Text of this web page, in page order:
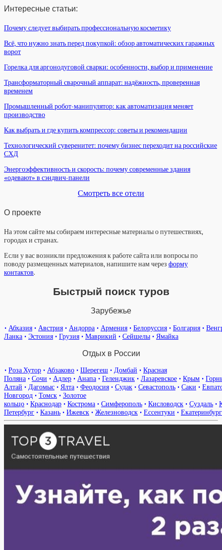
Интересные статьи:
Почему следует выбирать профессиональную косметику
Всё, что нужно знать перед покупкой: обзор автоматических гаражных
ворот
Горелка для аргонодуговой сварки: особенности, выбор и применение
Трансформаторный сварочный аппарат: надёжность, проверенная
временем
Промышленный робот-манипулятор: как автоматизация меняет
производство
Как выбрать и где купить компрессор: советы и рекомендации
Технологический суверенитет: почему бизнес переходит на российские
СХД
Энергоэффективность и скорость: почему современные здания
«одевают» в сэндвич-панели
Смотреть все отели
О проекте
На этом сайте мы собираем интересные материалы о путешествиях,
городах и странах.
Если у вас возникли предложения к работе сайта или вопросы по
поводу размещенных материалов, напишите нам через форму
контактов.
Быстрый поиск туров
Зарубежье
• Абхазия • Австрия • Андорра • Армения • Белоруссия • Болгария •
Ланка • Эстония • Грузия • Маврикий • Сейшелы • Ямайка
Отдых в России
• Роза Хутор • Абзаково • Шерегеш • Домбай • Красная
Поляна • Сочи • Адлер • Анапа • Геленджик • Лазаревское • Крым •
Алтай • Дагомыс • Ялта • Феодосия • Судак • Севастополь • Саки •
Новгород • Томск • Золотое
кольцо • Краснодар • Кострома • Симферополь • Кисловодск • Суздаль •
Петербург • Казань • Ижевск • Железноводск • Ессентуки • Екатеринбург